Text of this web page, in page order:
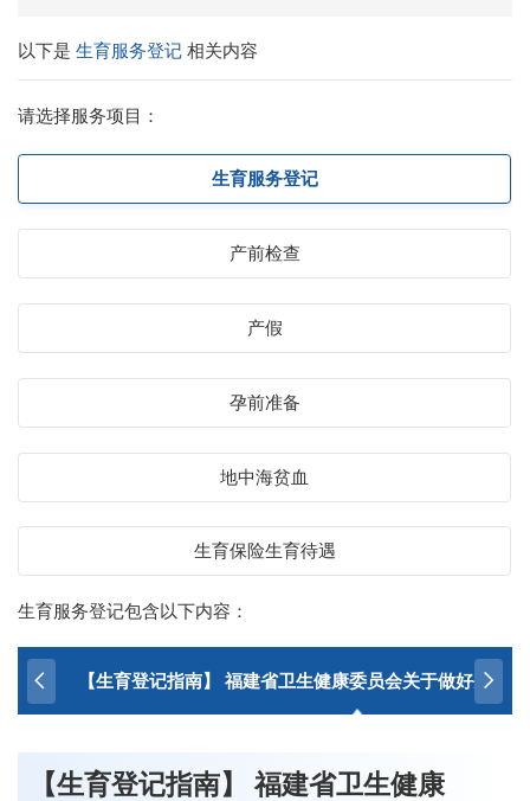
以下是生育服务登记相关内容
请选择服务项目：
生育服务登记
产前检查
产假
孕前准备
地中海贫血
生育保险生育待遇
生育服务登记包含以下内容：
【生育登记指南】 福建省卫生健康委员会关于做好生育
【生育登记指南】 福建省卫生健康